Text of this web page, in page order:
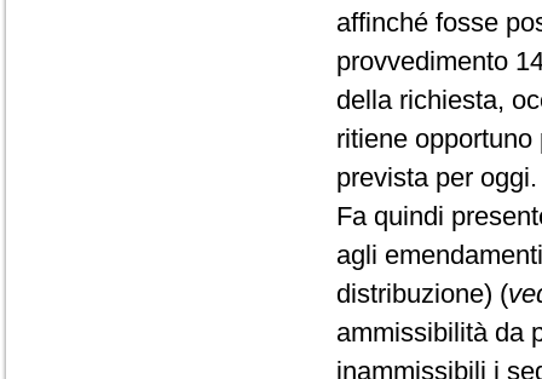
affinché fosse
provvedimento
della richiesta,
ritiene
prevista per oggi.
Fa quindi
agli
distribuzione) (
ammissibilità da
inammissibili i